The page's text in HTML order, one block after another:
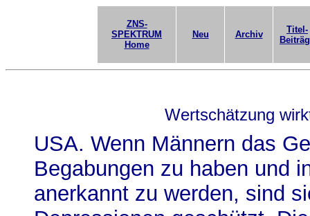
ZNS-
SPEKTRUM
Home
Neu Archiv
Titel-
Wertschätzung
USA. Wenn Männern das
Begabungen zu haben und
anerkannt zu werden, sind